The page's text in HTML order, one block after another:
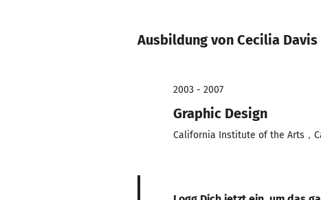
Ausbildung von Cecilia Davis
2003 - 2007
Graphic Design
California Institute of the Arts，